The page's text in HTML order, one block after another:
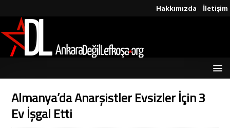
Hakkımızda İletişim
Almanya’da Anarşistler Evsizler İçin 3
Ev İşgal Etti